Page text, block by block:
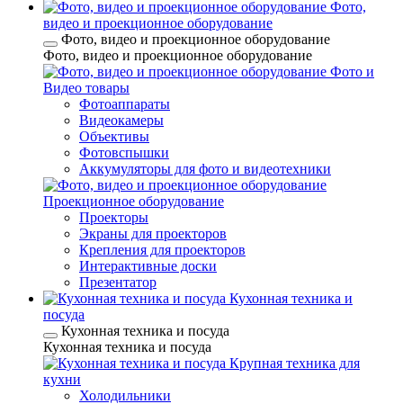
Фото,
видео и проекционное оборудование
Фото, видео и проекционное оборудование
Фото, видео и проекционное оборудование
Фото и
Видео товары
Фотоаппараты
Видеокамеры
Объективы
Фотовспышки
Аккумуляторы для фото и видеотехники
Проекционное оборудование
Проекторы
Экраны для проекторов
Крепления для проекторов
Интерактивные доски
Презентатор
Кухонная техника и
посуда
Кухонная техника и посуда
Кухонная техника и посуда
Крупная техника для
кухни
Холодильники